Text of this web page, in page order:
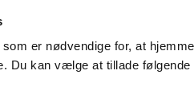
er nødvendige for, at
Du kan vælge at tillade
Tak for